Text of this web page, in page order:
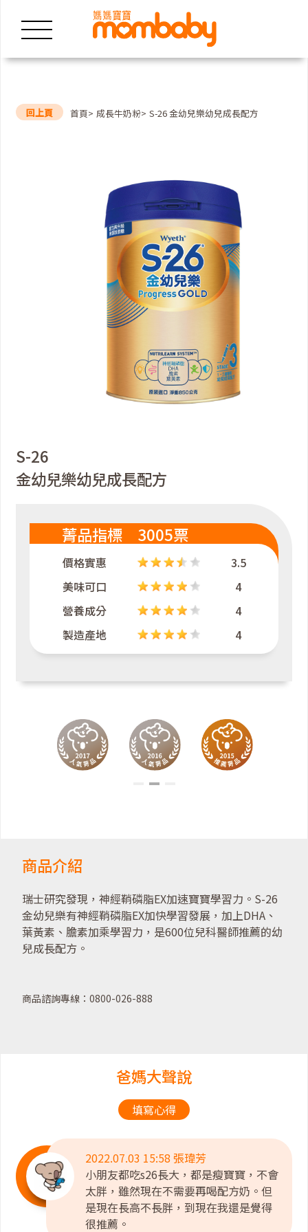
回上頁 首頁 成長牛奶粉 S-26 金幼兒樂幼兒成長配方
S-26
金幼兒樂幼兒成長配方
菁品指標 3005票
價格實惠
3.5
美味可口
4
營養成分
4
製造產地
4
商品介紹
瑞士研究發現，神經鞘磷脂EX加速寶寶學習力。S-26
金幼兒樂有神經鞘磷脂EX加快學習發展，加上DHA、
葉黃素、膽素加乘學習力，是600位兒科醫師推薦的幼
兒成長配方。
商品諮詢專線：0800-026-888
爸媽大聲說
填寫心得
2022.07.03 15:58 張瑋芳
小朋友都吃s26長大，都是瘦寶寶，不會
太胖，雖然現在不需要再喝配方奶。但
是現在長高不長胖，到現在我還是覺得
很推薦。